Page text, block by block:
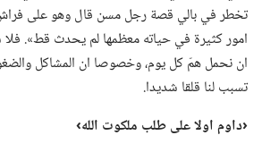
تخطر في بالي قصة رجل مسن قال وهو على
امور كثيرة في حياته معظمها لم يحدث قط».‏
ان نحمل همّ كل يوم،‏ وخصوصا ان المشاكل
تسبب لنا قلقا شديدا.‏
‏‹داوم اولا على طلب ملكوت الله›‏